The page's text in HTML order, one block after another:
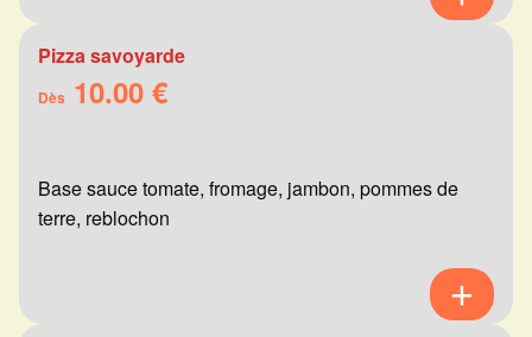
Pizza savoyarde
Dès 10.00 €
Base sauce tomate, fromage, jambon, pommes de
terre, reblochon